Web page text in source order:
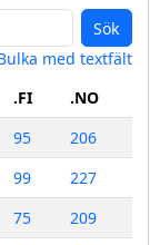
Sök
med textfält
.FI
.NO
95
206
99
227
75
209